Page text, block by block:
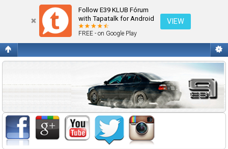
Follow E39 KLUB Fórum
with Tapatalk for Android
FREE - on Google Play
VIEW
Belépés